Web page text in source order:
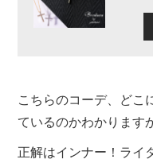
こちらのコーデ、どこ
ているのかわかります
正解はインナー！ライ